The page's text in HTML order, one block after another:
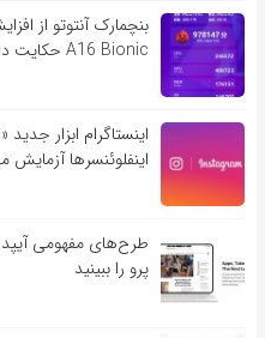
A16 Bionic حکایت دارد
اینفلوئنسرها آزمایش
پرو را ببینید